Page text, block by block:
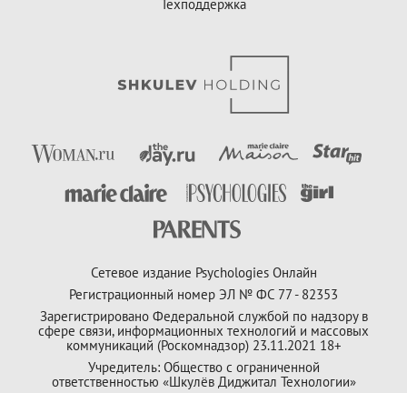
Техподдержка
Сетевое издание Psychologies Онлайн
Регистрационный номер ЭЛ № ФС 77 - 82353
Зарегистрировано Федеральной службой по надзору в
сфере связи, информационных технологий и массовых
коммуникаций (Роскомнадзор) 23.11.2021 18+
Учредитель: Общество с ограниченной
ответственностью «Шкулёв Диджитал Технологии»